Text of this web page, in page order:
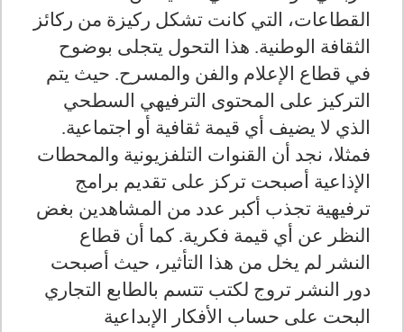
القطاعات، التي كانت تشكل ركيزة من ركائز
الثقافة الوطنية. هذا التحول يتجلى بوضوح
في قطاع الإعلام والفن والمسرح. حيث يتم
التركيز على المحتوى الترفيهي السطحي
الذي لا يضيف أي قيمة ثقافية أو اجتماعية.
فمثلا، نجد أن القنوات التلفزيونية والمحطات
الإذاعية أصبحت تركز على تقديم برامج
ترفيهية تجذب أكبر عدد من المشاهدين بغض
النظر عن أي قيمة فكرية. كما أن قطاع
النشر لم يخل من هذا التأثير، حيث أصبحت
دور النشر تروج لكتب تتسم بالطابع التجاري
البحت على حساب الأفكار الإبداعية